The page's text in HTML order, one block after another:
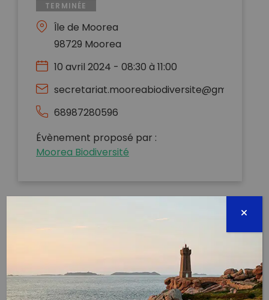
TERMINÉE
Île de Moorea
98729 Moorea
10 avril 2024 - 08:30 à 11:00
secretariat.mooreabiodiversite@gmail.com
68987280596
Évènement proposé par :
Moorea Biodiversité
Pour plus de détails sur le lieu et l’heure précise de
rendez-vous des collectes connectez-vous à la la
Les Bourdons de Moorea. Dédiée aux ramassages de
déchets organisés par le collectif citoyen « Les
bourdons de Moorea”, elle vous permet d’être au
courant de l’ensemble des activités en lien avec les